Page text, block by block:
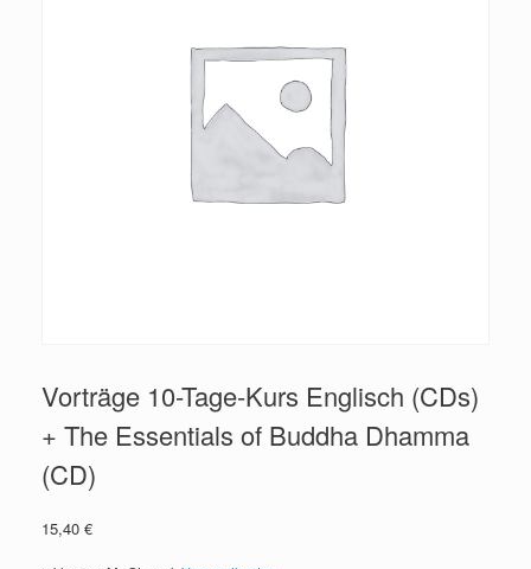
Vorträge 10-Tage-Kurs Englisch (CDs)
+ The Essentials of Buddha Dhamma
(CD)
15,40 €